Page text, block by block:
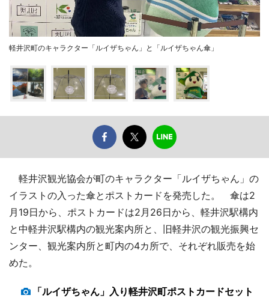
軽井沢町のキャラクター「ルイザちゃん」と「ルイザちゃん傘」
軽井沢観光協会が町のキャラクター「ルイザちゃん」の
イラストの入った傘とポストカードを発売した。 傘は2
月19日から、ポストカードは2月26日から、軽井沢駅構内
と中軽井沢駅構内の観光案内所と、旧軽井沢の観光振興セ
ンター、観光案内所と町内の4カ所で、それぞれ販売を始
めた。
「ルイザちゃん」入り軽井沢町ポストカードセット